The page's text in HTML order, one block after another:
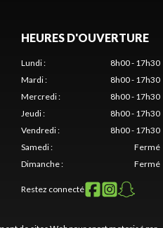
HEURES D'OUVERTURE
Lundi:
8h00 - 17h30
Mardi:
8h00 - 17h30
Mercredi:
8h00 - 17h30
Jeudi:
8h00 - 17h30
Vendredi:
8h00 - 17h30
Samedi:
Fermé
Dimanche: Fermé
Restez connecté